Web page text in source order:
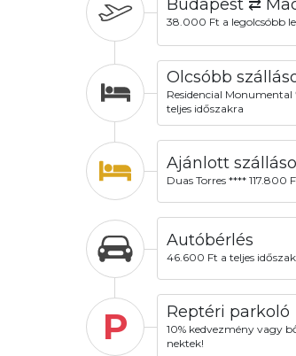
Budapest ⇄
38.000 Ft a legolcsóbb
Olcsóbb
Residencial
teljes időszakra
Ajánlott
Duas Torres **** 117.800
Autóbérlés
46.600 Ft a teljes
P Reptéri parkoló
10% kedvezmény vagy
nektek!